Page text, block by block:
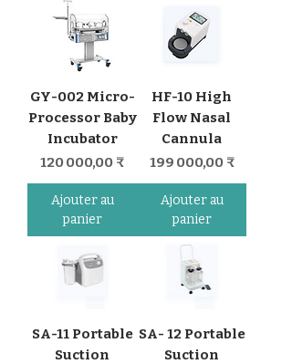
GY-002 Micro-
Processor Baby
Incubator
Prix
120 000,00 ₹
Ajouter au
panier
HF-10 High
Flow Nasal
Cannula
Prix
199 000,00 ₹
Ajouter au
panier
SA-11 Portable
Suction
SA- 12 Portable
Suction